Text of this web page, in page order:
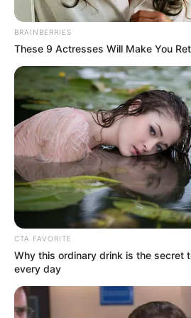
Archivo
Mujer capturada. Foto de
Por:Paola Agredo Tapias
Mayo 29, 2024
BRAINBERRIES
These 9 Actresses Will Make You
CTA FAVORITE
Why this ordinary drink is the secret
every day